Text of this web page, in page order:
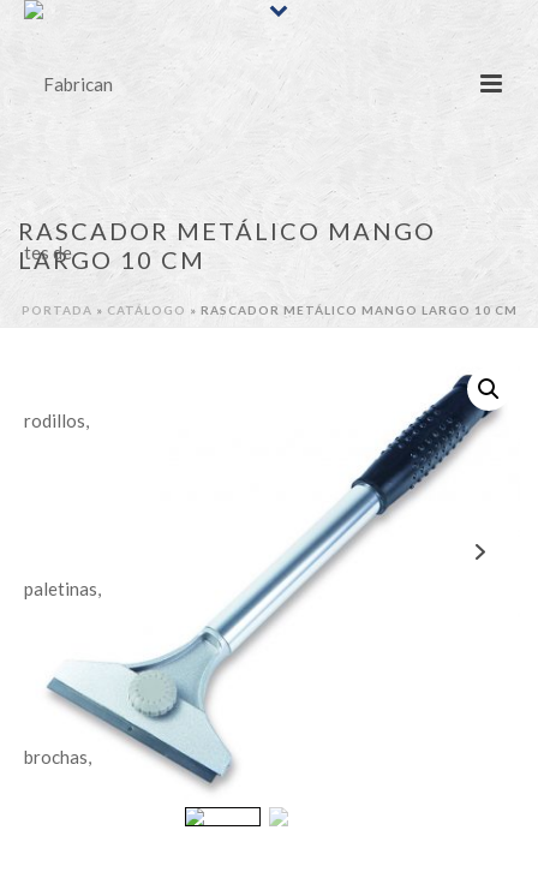
RASCADOR METÁLICO MANGO
LARGO 10 CM
PORTADA » CATÁLOGO » RASCADOR METÁLICO MANGO LARGO 10 CM